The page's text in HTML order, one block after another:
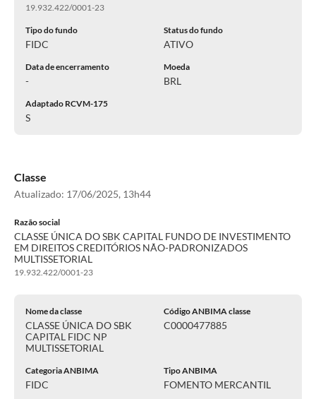
19.932.422/0001-23
Tipo do fundo
FIDC
Status do fundo
ATIVO
Data de encerramento
-
Moeda
BRL
Adaptado RCVM-175
S
Classe
Atualizado: 17/06/2025, 13h44
Razão social
CLASSE ÚNICA DO SBK CAPITAL FUNDO DE INVESTIMENTO
EM DIREITOS CREDITÓRIOS NÃO-PADRONIZADOS
MULTISSETORIAL
19.932.422/0001-23
Nome da classe
CLASSE ÚNICA DO SBK
CAPITAL FIDC NP
MULTISSETORIAL
Código ANBIMA classe
C0000477885
Categoria ANBIMA
FIDC
Tipo ANBIMA
FOMENTO MERCANTIL